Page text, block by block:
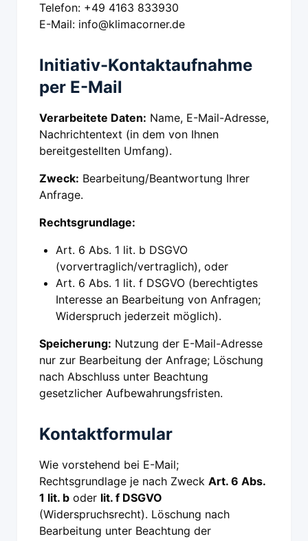
Telefon: +49 4163 833930
E-Mail: info@klimacorner.de
Initiativ-Kontaktaufnahme
per E-Mail
Verarbeitete Daten: Name, E-Mail-Adresse,
Nachrichtentext (in dem von Ihnen
bereitgestellten Umfang).
Zweck: Bearbeitung/Beantwortung Ihrer
Anfrage.
Rechtsgrundlage:
Art. 6 Abs. 1 lit. b DSGVO
(vorvertraglich/vertraglich), oder
Art. 6 Abs. 1 lit. f DSGVO (berechtigtes
Interesse an Bearbeitung von Anfragen;
Widerspruch jederzeit möglich).
Speicherung: Nutzung der E-Mail-Adresse
nur zur Bearbeitung der Anfrage; Löschung
nach Abschluss unter Beachtung
gesetzlicher Aufbewahrungsfristen.
Kontaktformular
Wie vorstehend bei E-Mail;
Rechtsgrundlage je nach Zweck Art. 6 Abs.
1 lit. b oder lit. f DSGVO
(Widerspruchsrecht). Löschung nach
Bearbeitung unter Beachtung der